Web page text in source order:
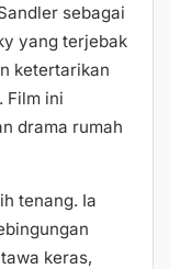
sebagai
yang terjebak
ketertarikan
Film ini
drama rumah
tenang. Ia
keras,